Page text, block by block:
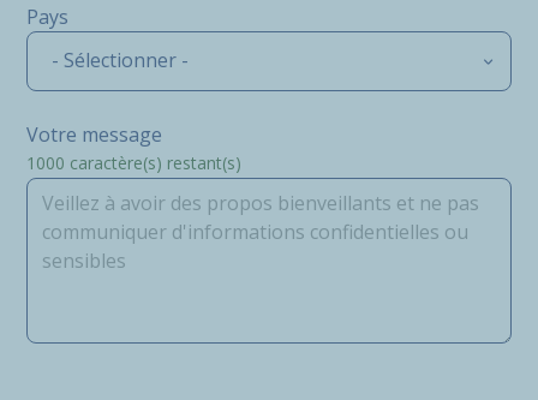
Pays
- Sélectionner -
Votre message
1000 caractère(s) restant(s)